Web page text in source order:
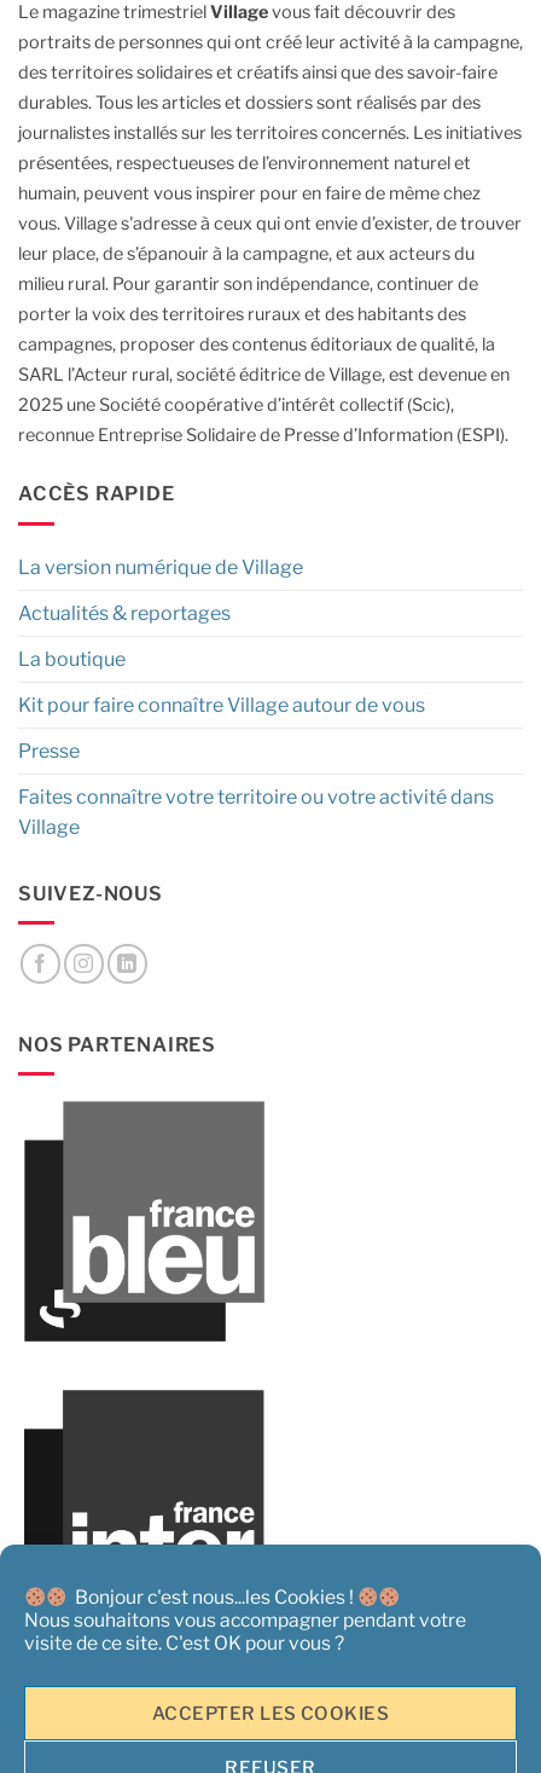
Bonjour c'est nous...les Cookies !
Nous souhaitons vous accompagner pendant votre
visite de ce site. C'est OK pour vous ?
ACCEPTER LES COOKIES
REFUSER
Le magazine trimestrielVillagevous fait découvrir des
portraits de personnes qui ont créé leur activité à la campagne,
des territoires solidaires et créatifs ainsi que des savoir-faire
durables.Tous les articles et dossiers sont réalisés par des
journalistes installés sur les territoires concernés. Les initiatives
présentées, respectueuses de l’environnement naturel et
humain, peuvent vous inspirer pour en faire de même chez
vous.Village s'adresse à ceux qui ont envie d’exister, de trouver
leur place, de s’épanouir à la campagne, et aux acteurs du
milieu rural. Pour garantir son indépendance, continuer de
porter la voix des territoires ruraux et des habitants des
campagnes, proposer des contenus éditoriaux de qualité, la
SARL l’Acteur rural, société éditrice de Village, est devenue en
2025 une Société coopérative d’intérêt collectif (Scic),
reconnue Entreprise Solidaire de Presse d’Information (ESPI).
ACCÈS RAPIDE
La version numérique de Village
Actualités & reportages
La boutique
Kit pour faire connaître Village autour de vous
Presse
Faites connaître votre territoire ou votre activité dans
Village
SUIVEZ-NOUS
NOS PARTENAIRES